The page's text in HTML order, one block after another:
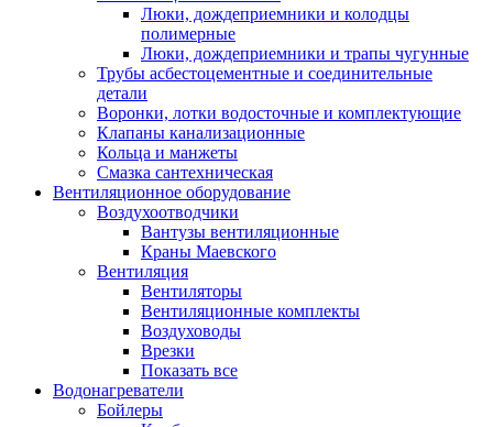
Люки, дождеприемники и колодцы
полимерные
Люки, дождеприемники и трапы чугунные
Трубы асбестоцементные и соединительные
детали
Воронки, лотки водосточные и комплектующие
Клапаны канализационные
Кольца и манжеты
Смазка сантехническая
Вентиляционное оборудование
Воздухоотводчики
Вантузы вентиляционные
Краны Маевского
Вентиляция
Вентиляторы
Вентиляционные комплекты
Воздуховоды
Врезки
Показать все
Водонагреватели
Бойлеры